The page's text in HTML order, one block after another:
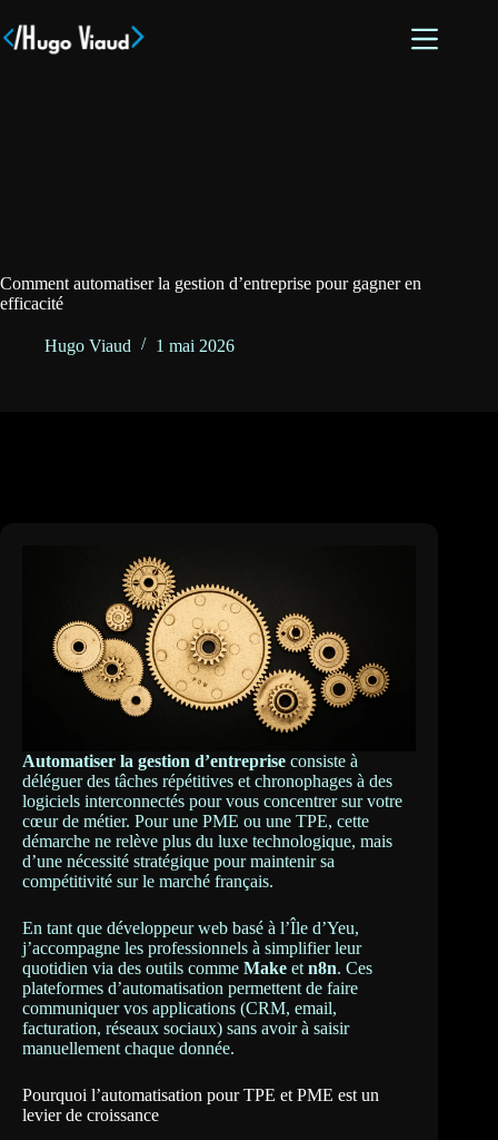
au
contenu
Comment automatiser la gestion d’entreprise pour gagner en
efficacité
Hugo Viaud 1 mai 2026
Automatiser la gestion d’entreprise consiste à
déléguer des tâches répétitives et chronophages à des
logiciels interconnectés pour vous concentrer sur votre
cœur de métier. Pour une PME ou une TPE, cette
démarche ne relève plus du luxe technologique, mais
d’une nécessité stratégique pour maintenir sa
compétitivité sur le marché français.
En tant que développeur web basé à l’Île d’Yeu,
j’accompagne les professionnels à simplifier leur
quotidien via des outils comme Make et n8n. Ces
plateformes d’automatisation permettent de faire
communiquer vos applications (CRM, email,
facturation, réseaux sociaux) sans avoir à saisir
manuellement chaque donnée.
Pourquoi l’automatisation pour TPE et PME est un
levier de croissance